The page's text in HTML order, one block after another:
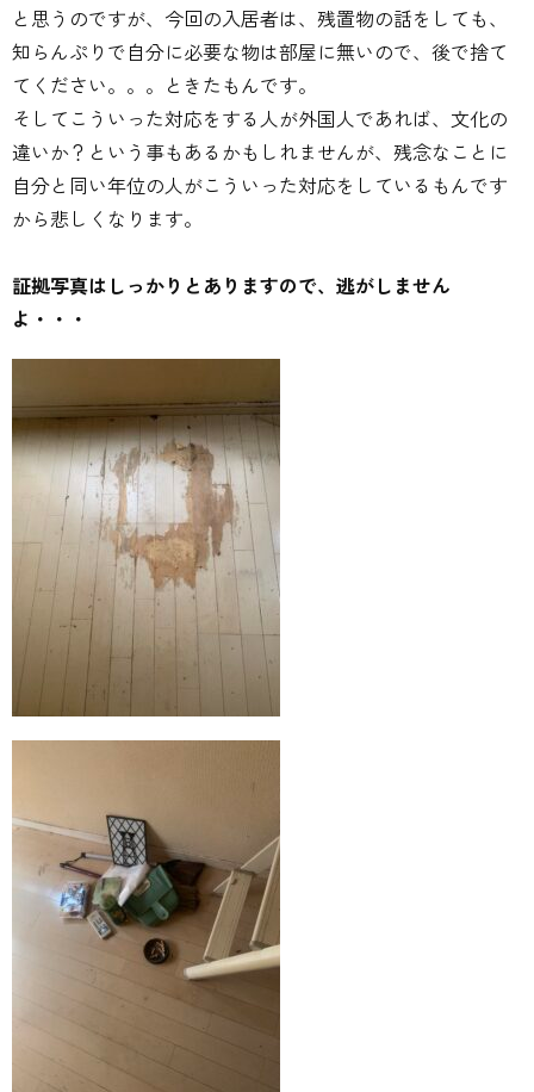
と思うのですが、今回の入居者は、残置物の話をしても、
知らんぷりで自分に必要な物は部屋に無いので、後で捨て
てください。。。ときたもんです。
そしてこういった対応をする人が外国人であれば、文化の
違いか？という事もあるかもしれませんが、残念なことに
自分と同い年位の人がこういった対応をしているもんです
から悲しくなります。
証拠写真はしっかりとありますので、逃がしません
よ・・・